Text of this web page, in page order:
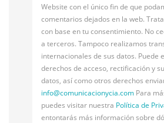
Website con el único fin de que
comentarios dejados en la web.
con base en tu consentimiento. No
a terceros. Tampoco realizamos
internacionales de sus datos. Puede
derechos de acceso, rectificación y
datos, así como otros derechos
info@comunicacionycia.com Para
puedes visitar nuestra Política de
entontarás más información sobre